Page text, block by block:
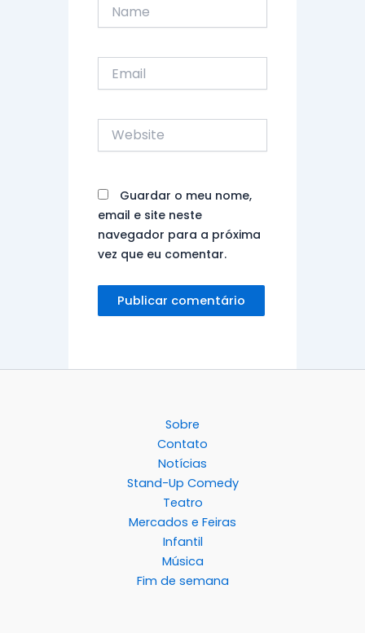
Website
Guardar o meu nome,
email e site neste
navegador para a próxima
vez que eu comentar.
Sobre
Contato
Notícias
Stand-Up Comedy
Teatro
Mercados e Feiras
Infantil
Música
Fim de semana